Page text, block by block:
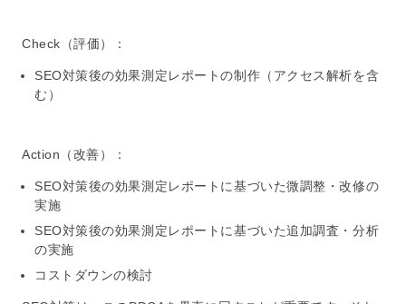
Check（評価）：
SEO対策後の効果測定レポートの制作（アクセス解析を含
む）
Action（改善）：
SEO対策後の効果測定レポートに基づいた微調整・改修の
実施
SEO対策後の効果測定レポートに基づいた追加調査・分析
の実施
コストダウンの検討